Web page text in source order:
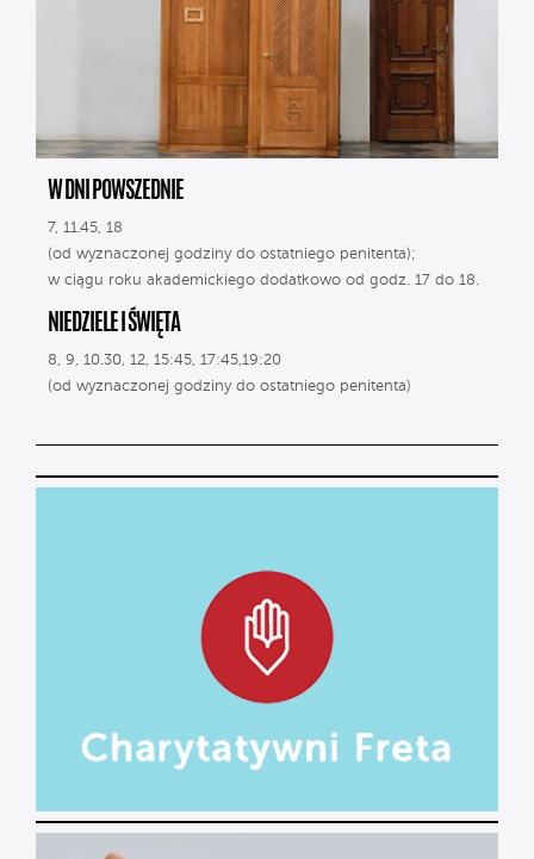
W DNI POWSZEDNIE
7, 11.45, 18
(od wyznaczonej godziny do ostatniego penitenta);
w ciągu roku akademickiego dodatkowo od godz. 17 do 18.
NIEDZIELE I ŚWIĘTA
8, 9, 10.30, 12, 15:45, 17:45,19:20
(od wyznaczonej godziny do ostatniego penitenta)